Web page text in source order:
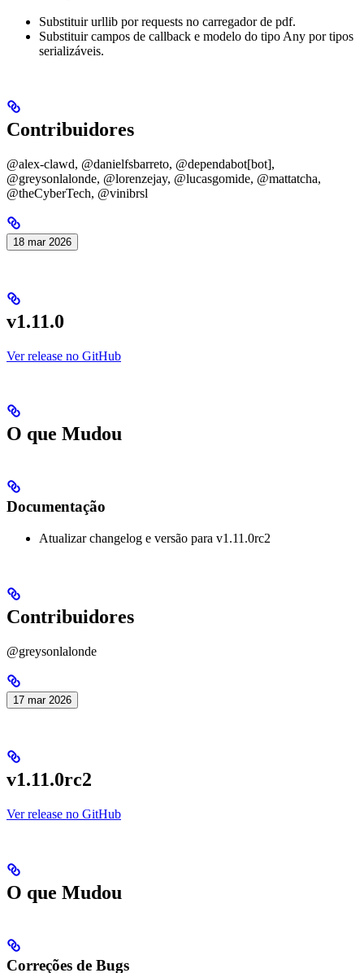
Substituir urllib por requests no carregador de pdf.
Substituir campos de callback e modelo do tipo Any por tipos
serializáveis.
Contribuidores
@alex-clawd, @danielfsbarreto, @dependabot[bot],
@greysonlalonde, @lorenzejay, @lucasgomide, @mattatcha,
@theCyberTech, @vinibrsl
18 mar 2026
v1.11.0
Ver release no GitHub
O que Mudou
Documentação
Atualizar changelog e versão para v1.11.0rc2
Contribuidores
@greysonlalonde
17 mar 2026
v1.11.0rc2
Ver release no GitHub
O que Mudou
Correções de Bugs